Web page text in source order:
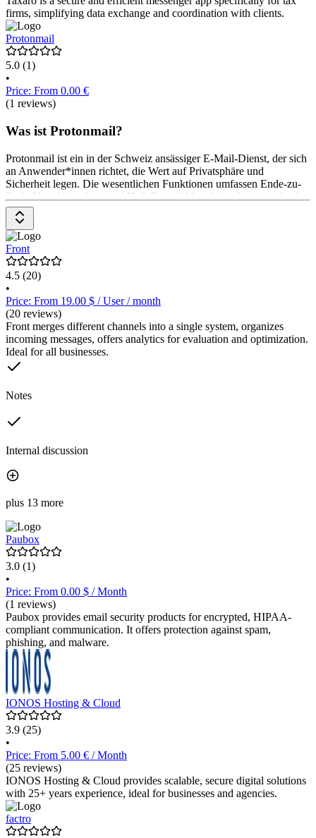
firms, simplifying data exchange and coordination with clients.
Protonmail
5.0 (1)
•
Price: From 0.00 €
(1 reviews)
Was ist Protonmail?
Protonmail ist ein in der Schweiz ansässiger E-Mail-Dienst, der sich
an Anwender*innen richtet, die Wert auf Privatsphäre und
Sicherheit legen. Die wesentlichen Funktionen umfassen Ende-zu-
Ende-Verschlüsselung und Null-Zugriff-Verschlüsselung, wodurch
nur die Anwender*innen Zugriff auf ihre E-Mails haben. Proton
Mail bietet auch einen Passwort-Manager und sicheren Cloud-
Speicher. Das Pricing-Modell umfasst ein kostenloses Abonnement,
das durch kostenpflichtige Abonnements querfinanziert wird.
Front
4.5 (20)
•
Price: From 19.00 $ / User / month
(20 reviews)
Front merges different channels into a single system, organizes
incoming messages, offers analytics for evaluation and optimization.
Ideal for all businesses.
Notes
Internal discussion
plus 13 more
Paubox
3.0 (1)
•
Price: From 0.00 $ / Month
(1 reviews)
Paubox provides email security products for encrypted, HIPAA-
compliant communication. It offers protection against spam,
phishing, and malware.
IONOS Hosting & Cloud
3.9 (25)
•
Price: From 5.00 € / Month
(25 reviews)
IONOS Hosting & Cloud provides scalable, secure digital solutions
with 25+ years experience, ideal for businesses and agencies.
factro